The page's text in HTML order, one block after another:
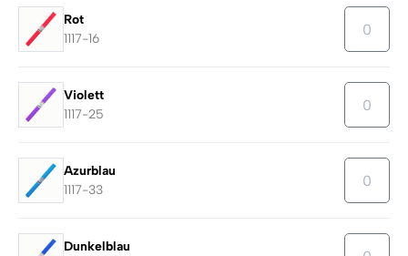
Rot
1117-16
Violett
1117-25
Azurblau
1117-33
Dunkelblau